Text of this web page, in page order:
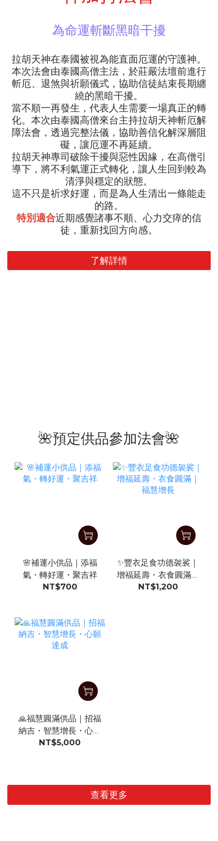
為命運斬斷黑暗干擾
拉胡天神在泰國被視為能直面厄運的守護神。
本次法會由泰國高僧主法，於莊嚴法壇前進行
斬厄、退煞與祈願儀式，協助信徒結束長期纏
繞的黑暗干擾。
當不順一再發生，代表人生需要一場真正的轉
化。本次由泰國高僧來台主持拉胡天神斬厄解
障法會，透過完整法儀，協助善信化解深層阻
礙，讓厄運不再延續。
拉胡天神專司破除干擾與惡性因緣，在高僧引
導下，將不利氣運正式轉化，讓人生回到較為
清淨與穩定的狀態。
這不只是祈求好運，而是為人生清出一條能走
的路。
特別適合近期感覺諸事不順、心力交瘁的信
徒，重新找回方向感。
了解詳情
🌺預定供品參加法會🌺
🌸補運小供品｜添福
氣・轉好運・聚吉祥
NT$700
✨豐衣足食功德袈裟｜
增福延壽・衣食圓滿｜
福慧增長
NT$1,200
🙏福慧圓滿供品｜招福
納吉・智慧增長・心願
達成
NT$5,000
查看更多